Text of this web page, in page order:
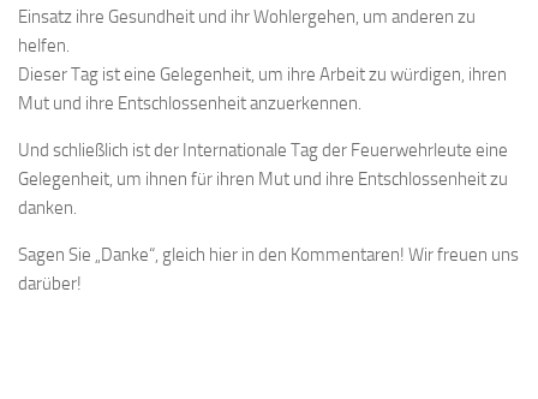
Einsatz ihre Gesundheit und ihr Wohlergehen, um anderen zu
helfen.
Dieser Tag ist eine Gelegenheit, um ihre Arbeit zu würdigen, ihren
Mut und ihre Entschlossenheit anzuerkennen.
Und schließlich ist der Internationale Tag der Feuerwehrleute eine
Gelegenheit, um ihnen für ihren Mut und ihre Entschlossenheit zu
danken.
Sagen Sie „Danke“, gleich hier in den Kommentaren! Wir freuen uns
darüber!